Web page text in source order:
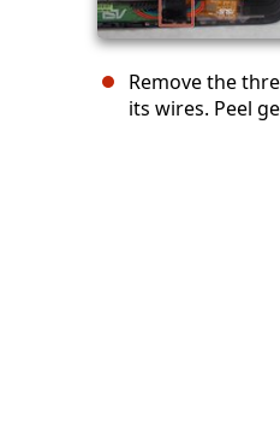
Remove the
its wires. Peel